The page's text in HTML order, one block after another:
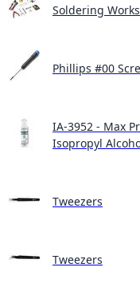
Soldering
Phillips #00
IA-3952 - Max
Isopropyl
Tweezers
Tweezers